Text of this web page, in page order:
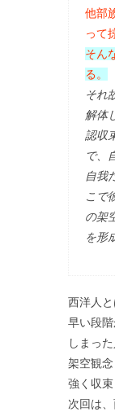
他部
って
そん
る。
それ
解体
認収
で、
自我
こで
の架
を形
西洋人
早い段
しまっ
架空観
強く収
次回は